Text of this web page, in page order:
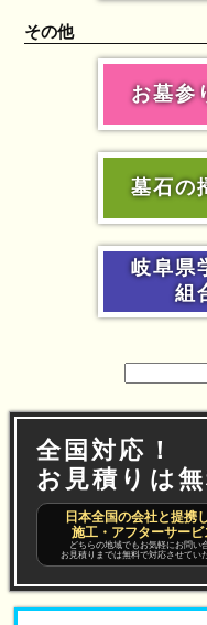
その他
お墓参
墓石の
岐阜県
組
全国対応！
お見積りは無
日本全国の会社と提携
施工・アフターサービ
どちらの地域でもお気軽にお問い
お見積りまでは無料で対応させてい